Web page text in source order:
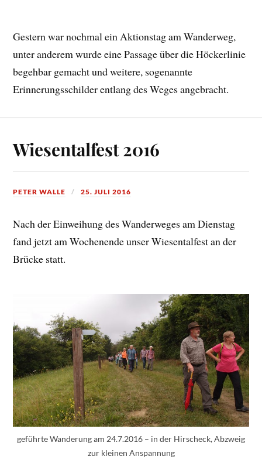
Gestern war nochmal ein Aktionstag am Wanderweg,
unter anderem wurde eine Passage über die Höckerlinie
begehbar gemacht und weitere, sogenannte
Erinnerungsschilder entlang des Weges angebracht.
Wiesentalfest 2016
PETER WALLE 25. JULI 2016
Nach der Einweihung des Wanderweges am Dienstag
fand jetzt am Wochenende unser Wiesentalfest an der
Brücke statt.
geführte Wanderung am 24.7.2016 – in der Hirscheck, Abzweig
zur kleinen Anspannung